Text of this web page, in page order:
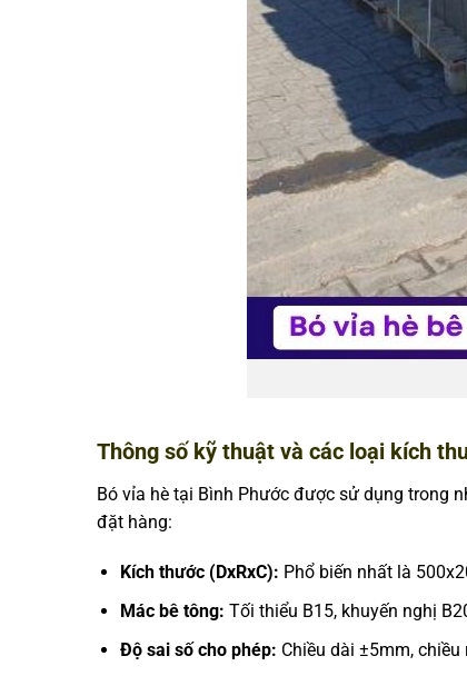
Thông số kỹ thuật và các loại kích
Bó vỉa hè tại Bình Phước được sử dụng trong
đặt hàng:
Kích thước (DxRxC): Phổ biến nhất là
Mác bê tông: Tối thiểu B15, khuyến nghị
Độ sai số cho phép: Chiều dài ±5mm,